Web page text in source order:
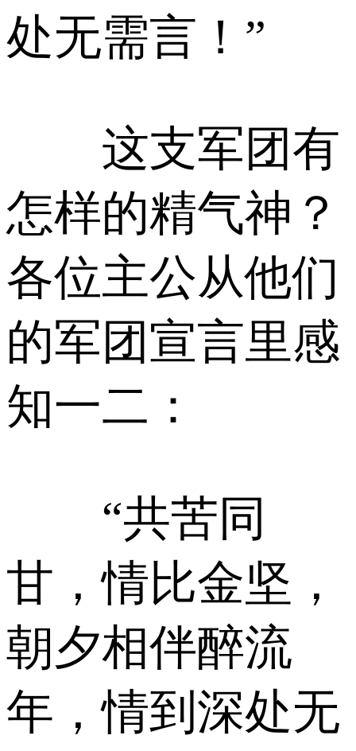
处无需言！”
这支军团有
怎样的精气神？
各位主公从他们
的军团宣言里感
知一二：‍‍‍‍‍‍‍‍‍‍‍‍‍‍‍‍‍‍‍
“共苦同
甘，情比金坚，
朝夕相伴醉流
年，情到深处无